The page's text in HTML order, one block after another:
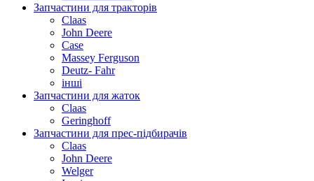
Запчастини для тракторів
Claas
John Deere
Case
Massey Ferguson
Deutz- Fahr
інші
Запчастини для жаток
Claas
Geringhoff
Запчастини для прес-підбирачів
Claas
John Deere
Welger